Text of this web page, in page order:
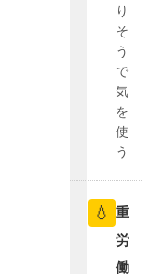
り
そ
う
で
気
を
使
う
💧
重
労
働